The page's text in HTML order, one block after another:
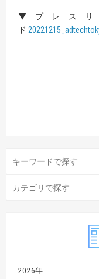
2026年
▼プレス
ド